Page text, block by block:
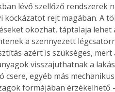
lévő szellőző
kockázatot rejt magában. A
okozhat, táptalaja
a szennyezett
azért is szükséges,
visszajuthatnak a
csere, egyéb más
formájában érzékelhető